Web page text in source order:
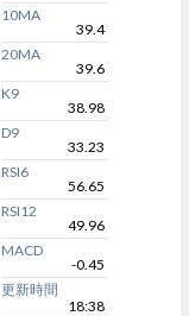
10MA
39.4
20MA
39.6
K9
38.98
D9
33.23
RSI6
56.65
RSI12
49.96
MACD
-0.45
更新時間
18:38